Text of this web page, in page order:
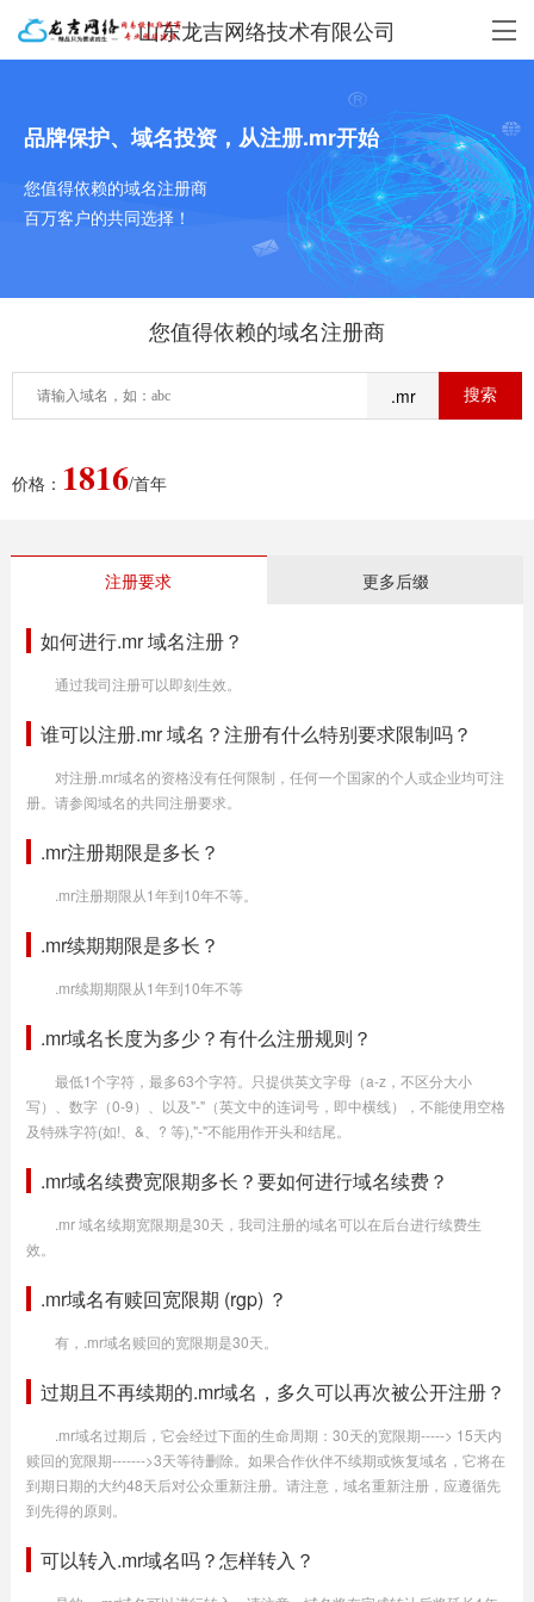
山东龙吉网络技术有限公司
品牌保护、域名投资，从注册.mr开始
您值得依赖的域名注册商
百万客户的共同选择！
您值得依赖的域名注册商
.mr
价格： 1816/首年
注册要求 更多后缀
如何进行.mr 域名注册？
通过我司注册可以即刻生效。
谁可以注册.mr 域名？注册有什么特别要求限制吗？
对注册.mr域名的资格没有任何限制，任何一个国家的个人或企业均可注
册。请参阅域名的共同注册要求。
.mr注册期限是多长？
.mr注册期限从1年到10年不等。
.mr续期期限是多长？
.mr续期期限从1年到10年不等
.mr域名长度为多少？有什么注册规则？
最低1个字符，最多63个字符。只提供英文字母（a-z，不区分大小
写）、数字（0-9）、以及"-"（英文中的连词号，即中横线），不能使用空格
及特殊字符(如!、&、? 等),"-"不能用作开头和结尾。
.mr域名续费宽限期多长？要如何进行域名续费？
.mr 域名续期宽限期是30天，我司注册的域名可以在后台进行续费生
效。
.mr域名有赎回宽限期 (rgp) ？
有，.mr域名赎回的宽限期是30天。
过期且不再续期的.mr域名，多久可以再次被公开注册？
.mr域名过期后，它会经过下面的生命周期：30天的宽限期-----> 15天内
赎回的宽限期------->3天等待删除。如果合作伙伴不续期或恢复域名，它将在
到期日期的大约48天后对公众重新注册。请注意，域名重新注册，应遵循先
到先得的原则。
可以转入.mr域名吗？怎样转入？